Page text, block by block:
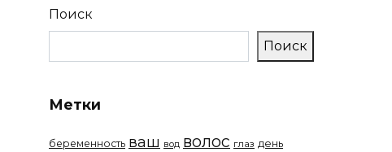
Поиск
Поиск
Метки
беременность ваш вод волос глаз день